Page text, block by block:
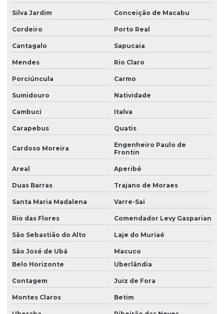
Silva Jardim Conceição de Macabu
Cordeiro Porto Real
Cantagalo Sapucaia
Mendes Rio Claro
Porciúncula Carmo
Sumidouro Natividade
Cambuci Italva
Carapebus Quatis
Cardoso Moreira
Engenheiro Paulo de
Frontin
Areal Aperibé
Duas Barras Trajano de Moraes
Santa Maria Madalena Varre-Sai
Rio das Flores Comendador Levy Gasparian
São Sebastião do Alto Laje do Muriaé
São José de Ubá
Macuco
Belo Horizonte
Uberlândia
Contagem Juiz de Fora
Montes Claros Betim